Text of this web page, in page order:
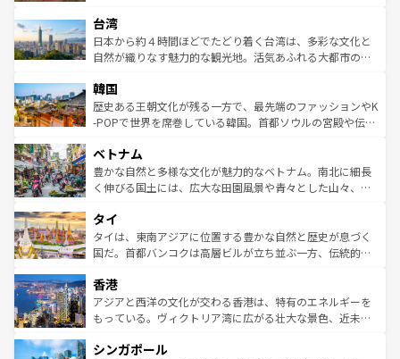
ならではの贅沢な旅のスタイルだ。 なお、新着のアメリカ
情報はコンテンツ一覧を参照してほしい。
れるおもてなしの心で訪れる人々を迎えてくれるハワイの
人々、おいしいローカルフードやハワイアンミュージッ
ク、伝統的なフラダンスなど、すべてがハワイの魅力を彩
ワイを、存分に味わってほしい。 なお、新着のハワイ情報
はコンテンツ一覧を参照してほしい。
リアリーフや大陸中央部にそびえるウルル（エアーズロッ
ク）、タスマニアの美しい原生林やケアンズの熱帯雨林な
ど、見どころがたくさん。また、カフェやワイン、オージ
いる。アクティビティも充実しており、サーフィンやダイ
ビング、ハイキングなど、アウトドア好きにはたまらな
い。オーストラリアの多彩な魅力を存分に味わいつくそ
参照してほしい。
台湾
日本から約４時間ほどでたどり着く台湾は、多彩な文化と
自然が織りなす魅力的な観光地。活気あふれる大都市の台
ン）、静ひつな山岳地帯である台湾東部など、都市の喧騒
と山間の静けさが共存しており、訪れる人に新しい発見と
驚きをもたらしてくれる。また、奥深い台湾の食文化も魅
容にもいいと評判のスイーツなど、バラエティ豊かな料理
が味わえる。 なお、新着の台湾情報は コンテンツ一覧を参
照してほしい。
韓国
歴史ある王朝文化が残る一方で、最先端のファッションやK
-POPで世界を席巻している韓国。首都ソウルの宮殿や伝統
き、地方に足を延ばせば四季折々の自然美を楽しむことが
できる。そして、キムチや焼肉、絶品のストリートフード
まで、さまざまな韓国料理が待っている。夜には、韓国な
リティに包まれながら、韓国の多彩な魅力を心ゆくまで味
わってみてほしい。 なお、新着の韓国情報はコンテンツ一
覧を参照してほしい。
ベトナム
豊かな自然と多様な文化が魅力的なベトナム。南北に細長
く伸びる国土には、広大な田園風景や青々とした山々、世
急速な発展と共に伝統が息づく。ハノイの古い町並みやホ
ーチミン市のフランス統治時代の建物も、独特の雰囲気を
醸し出している。また、バラエティの豊かさとおいしさで
とつ。フォーやバインミー、ベトナムコーヒーなどは、ぜ
ひ現地で味わいたい。どの地域を訪れてもあたたかい人々
が旅行者を迎えてくれるので、きっと忘れられない旅にな
参照してほしい。
タイ
タイは、東南アジアに位置する豊かな自然と歴史が息づく
国だ。首都バンコクは高層ビルが立ち並ぶ一方、伝統的な
の活気が交差している。北部ではチェンマイなどの山岳地
帯で自然と触れ合い、南部ではプーケットやクラビの美し
いビーチでリゾート気分を楽しむことができる。タイ料理
激する。気候は一年中温暖で、どの季節にも異なる楽しみ
香港
アジアと西洋の文化が交わる香港は、特有のエネルギーを
もっている。ヴィクトリア湾に広がる壮大な景色、近未来
み、どこを訪れても感動するはず。観光スポットが密集し
シンガポール